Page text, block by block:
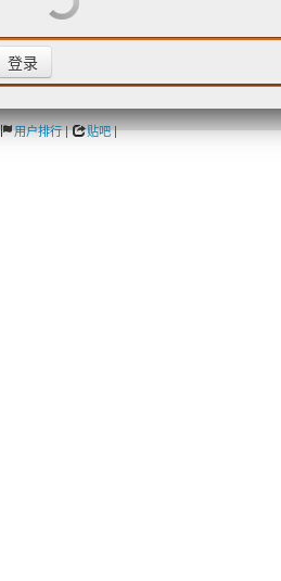
登录
用户排行| 贴吧|